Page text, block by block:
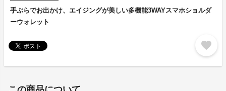
手ぶらでお出かけ、エイジングが美しい多機能3WAYスマホショルダ
ーウォレット
favorite